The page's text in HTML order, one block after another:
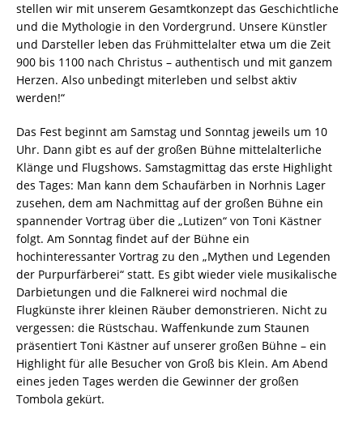
stellen wir mit unserem Gesamtkonzept das Geschichtliche
und die Mythologie in den Vordergrund. Unsere Künstler
und Darsteller leben das Frühmittelalter etwa um die Zeit
900 bis 1100 nach Christus – authentisch und mit ganzem
Herzen. Also unbedingt miterleben und selbst aktiv
werden!“
Das Fest beginnt am Samstag und Sonntag jeweils um 10
Uhr. Dann gibt es auf der großen Bühne mittelalterliche
Klänge und Flugshows. Samstagmittag das erste Highlight
des Tages: Man kann dem Schaufärben in Norhnis Lager
zusehen, dem am Nachmittag auf der großen Bühne ein
spannender Vortrag über die „Lutizen“ von Toni Kästner
folgt. Am Sonntag findet auf der Bühne ein
hochinteressanter Vortrag zu den „Mythen und Legenden
der Purpurfärberei“ statt. Es gibt wieder viele musikalische
Darbietungen und die Falknerei wird nochmal die
Flugkünste ihrer kleinen Räuber demonstrieren. Nicht zu
vergessen: die Rüstschau. Waffenkunde zum Staunen
präsentiert Toni Kästner auf unserer großen Bühne – ein
Highlight für alle Besucher von Groß bis Klein. Am Abend
eines jeden Tages werden die Gewinner der großen
Tombola gekürt.